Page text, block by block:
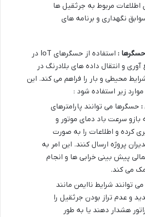
اطلاعات مربوط به جرثقیل ها
نگهداری و برنامه های
:
استفاده از حسگرهای IoT در
و انتقال داده های بلادرنگ در
محیطی و بار را فراهم می کند. این
زیر استفاده شود :
: حسگرها می توانند پارامترهای
بازو سرعت باد دمای موتور و
کرده و اطلاعات را به صورت
پروژه ارسال کنند. این امر به
پیش بینی خرابی ها و انجام
می کند.
توانند شرایط ناایمن مانند
و عدم تراز بودن جرثقیل را
هشدار دهند یا به طور